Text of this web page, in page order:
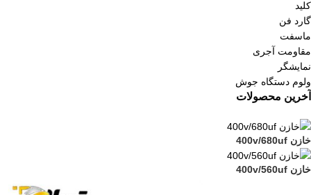
کلید
گارد فن
ماسفت
مقاومت آجری
نمایشگر
ولوم دستگاه جوش
آخرین محصولات
خازن 400v/680uf
خازن 400v/560uf